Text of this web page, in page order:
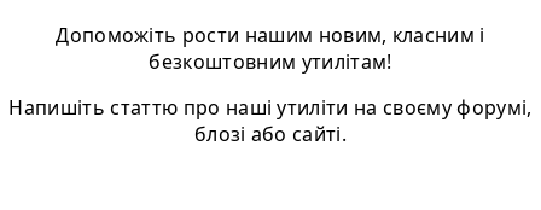
Допоможіть рости нашим новим, класним і
безкоштовним утилітам!
Напишіть статтю про нашi утиліти на своєму форумі,
блозі або сайті.